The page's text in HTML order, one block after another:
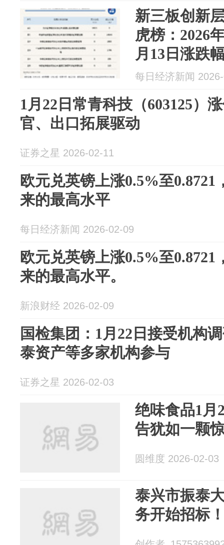
新三板创新
虎榜：2026
月13日涨跌
每日经济新闻
1月22日常青科技（603125）
官、出口拓展驱动
证券之星 2026-02-11
欧元兑英镑上涨0.5%至0.8721
来的最高水平
每日经济新闻 2026-02-09
欧元兑英镑上涨0.5%至0.8721
来的最高水平。
新浪财经 2026-02-09
国检集团：1月22日接受机构
泰资产等多家机构参与
证券之星 2026-02-03
绝味食品1月
告犹如一颗
圆维度 2026-02-03
泰兴市振泰
务开始招标